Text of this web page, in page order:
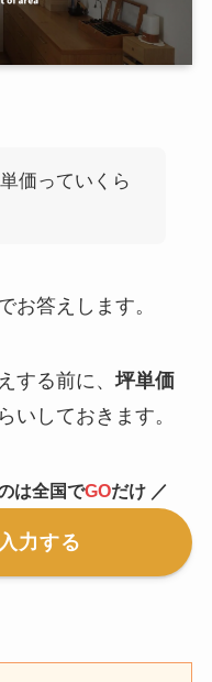
価っていくら
お答えします。
する前に、坪単価
いしておきます。
は全国でGOだけ ／
力する